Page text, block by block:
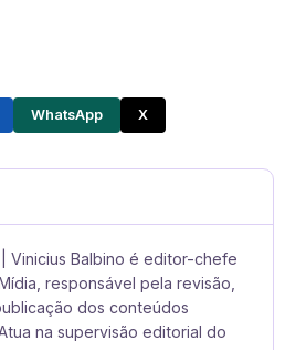
WhatsApp X
Vinicius Balbino é editor-chefe
responsável pela revisão,
dos conteúdos
na supervisão editorial do